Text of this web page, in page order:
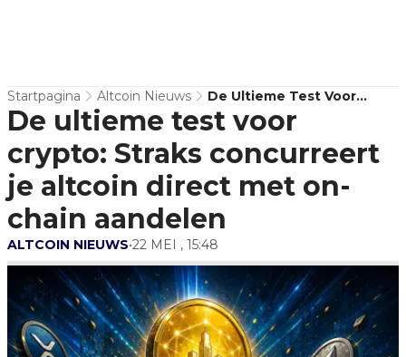
Startpagina Altcoin Nieuws
De Ultieme Test Voor
Crypto: Straks Concurreert
Je Altcoin Direct Met On-
Chain Aandelen
De ultieme test voor
crypto: Straks concurreert
je altcoin direct met on-
chain aandelen
ALTCOIN NIEUWS•22 MEI , 15:48